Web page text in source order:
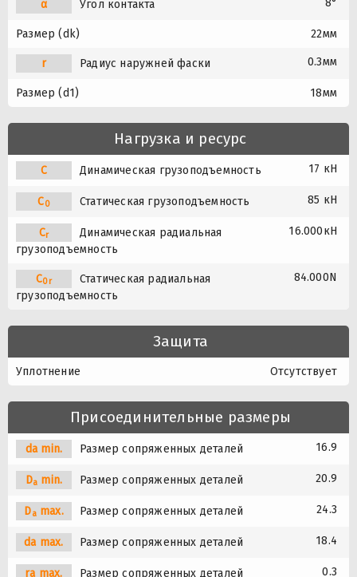
α Угол контакта
Размер (dk) 22мм
r Радиус наружней фаски 0.3мм
Размер (d1) 18мм
Нагрузка и ресурс
C Динамическая грузоподъемность 17 кН
C0 Статическая грузоподъемность 85 кН
Cr
Динамическая радиальная
грузоподъемность
16.000кН
C0r
Статическая радиальная
грузоподъемность
84.000N
Защита
Уплотнение Отсутствует
Присоединительные размеры
da min. Размер сопряженных деталей 16.9
Da min. Размер сопряженных деталей 20.9
Damax. Размер сопряженных деталей 24.3
da max. Размер сопряженных деталей 18.4
ra max. Размер сопряженных деталей 0.3